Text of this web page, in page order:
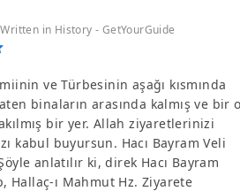
in History - GetYourGuide
ve Türbesinin aşağı kısmında
binaların arasında kalmış ve bir
bir yer. Allah ziyaretlerinizi
kabul buyursun. Hacı Bayram Veli
anlatılır ki, direk Hacı Bayram
Hallaç-ı Mahmut Hz. Ziyarete